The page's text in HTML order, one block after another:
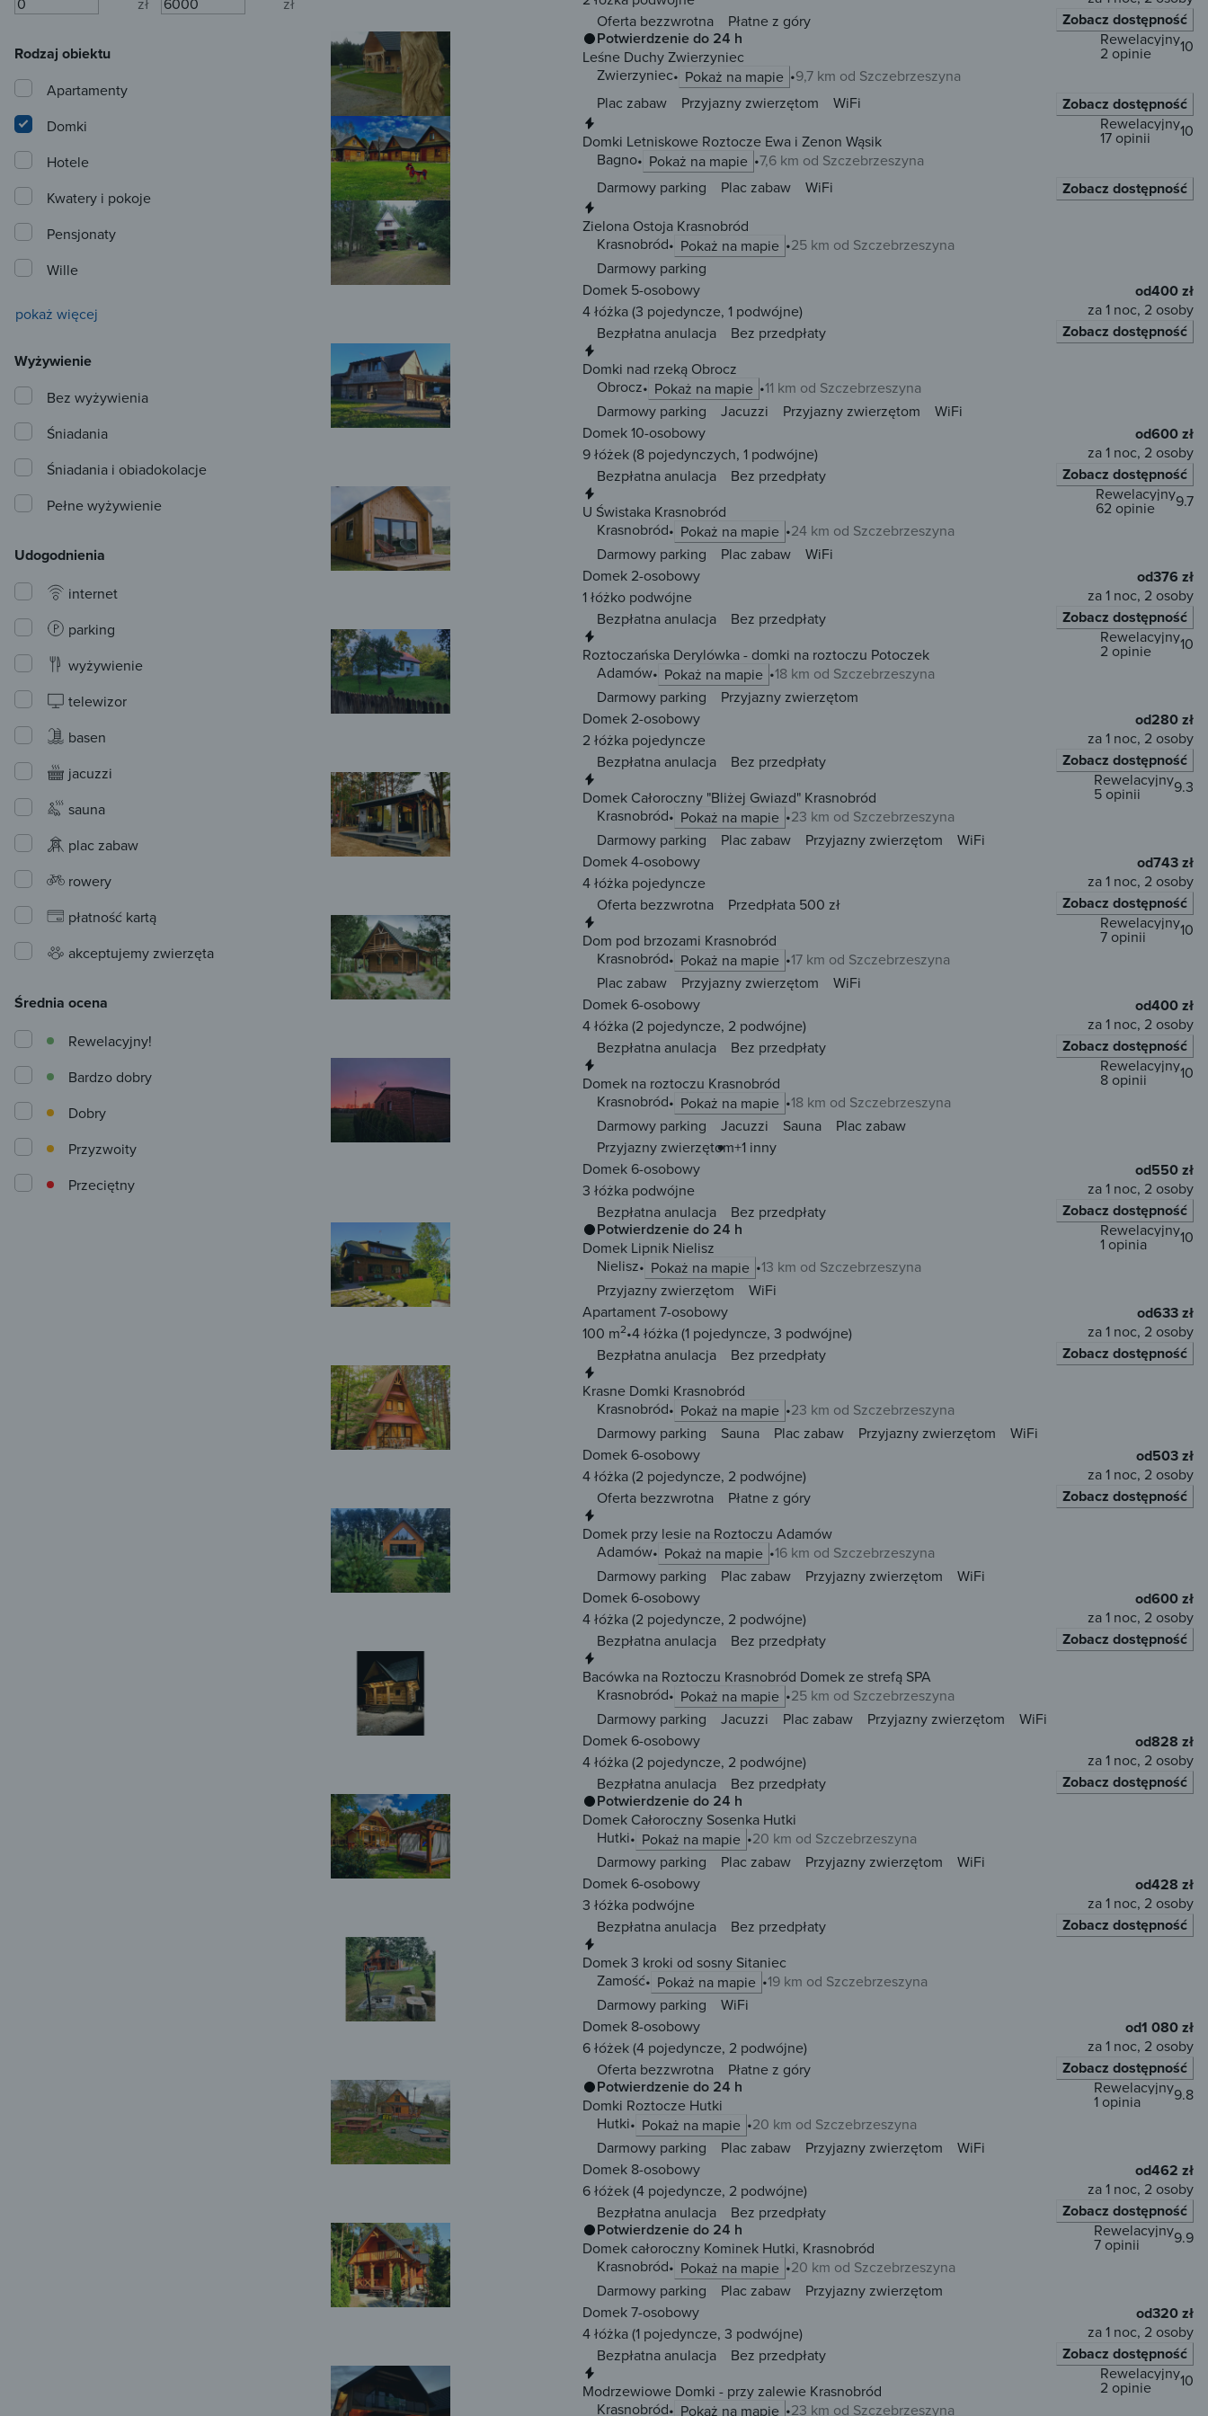
Oferta bezzwrotna
Płatne z góry
Zobacz dostępność
Potwierdzenie do 24 h
Leśne Duchy Zwierzyniec
Zwierzyniec
Pokaż na mapie 9,7 km od Szczebrzeszyna
10
Rewelacyjny
2 opinie
Plac zabaw Przyjazny zwierzętom WiFi
Zobacz dostępność
Domki Letniskowe Roztocze Ewa i Zenon Wąsik
Bagno
Pokaż na mapie 7,6 km od Szczebrzeszyna
10
Rewelacyjny
17 opinii
Darmowy parking Plac zabaw WiFi
Zobacz dostępność
Zielona Ostoja Krasnobród
Krasnobród
Pokaż na mapie
25 km od Szczebrzeszyna
Darmowy parking
Domek 5-osobowy
4 łóżka(3 pojedyncze, 1 podwójne)
Bezpłatna anulacja
Bez przedpłaty
od400 zł
za 1 noc, 2 osoby
Zobacz dostępność
Domki nad rzeką Obrocz
Obrocz
Pokaż na mapie
11 km od Szczebrzeszyna
Darmowy parking
Jacuzzi Przyjazny zwierzętom
WiFi
Domek 10-osobowy
9 łóżek(8 pojedynczych, 1 podwójne)
Bezpłatna anulacja
Bez przedpłaty
od600 zł
za 1 noc, 2 osoby
Zobacz dostępność
U Świstaka Krasnobród
Krasnobród
Pokaż na mapie 24 km od Szczebrzeszyna
9.7
Rewelacyjny
62 opinie
Darmowy parking Plac zabaw
WiFi
Domek 2-osobowy
1 łóżko podwójne
Bezpłatna anulacja
Bez przedpłaty
od376 zł
za 1 noc, 2 osoby
Zobacz dostępność
Roztoczańska Derylówka - domki na roztoczu Potoczek
Adamów
Pokaż na mapie 18 km od Szczebrzeszyna
10
Rewelacyjny
2 opinie
Darmowy parking
Przyjazny zwierzętom
Domek 2-osobowy
2 łóżka pojedyncze
Bezpłatna anulacja
Bez przedpłaty
od280 zł
za 1 noc, 2 osoby
Zobacz dostępność
Domek Całoroczny "Bliżej Gwiazd" Krasnobród
Krasnobród
Pokaż na mapie 23 km od Szczebrzeszyna
9.3
Rewelacyjny
5 opinii
Darmowy parking Plac zabaw Przyjazny zwierzętom
WiFi
Domek 4-osobowy
4 łóżka pojedyncze
Oferta bezzwrotna
Przedpłata 500 zł
od743 zł
za 1 noc, 2 osoby
Zobacz dostępność
Dom pod brzozami Krasnobród
Krasnobród
Pokaż na mapie 17 km od Szczebrzeszyna
10
Rewelacyjny
7 opinii
Plac zabaw Przyjazny zwierzętom
WiFi
Domek 6-osobowy
4 łóżka(2 pojedyncze, 2 podwójne)
Bezpłatna anulacja
Bez przedpłaty
od400 zł
za 1 noc, 2 osoby
Zobacz dostępność
Domek na roztoczu Krasnobród
Krasnobród
Pokaż na mapie 18 km od Szczebrzeszyna
10
Rewelacyjny
8 opinii
Darmowy parking Jacuzzi Sauna
Plac zabaw
Przyjazny zwierzętom+1 inny
Domek 6-osobowy
3 łóżka podwójne
Bezpłatna anulacja
Bez przedpłaty
od550 zł
za 1 noc, 2 osoby
Zobacz dostępność
Potwierdzenie do 24 h
Domek Lipnik Nielisz
Nielisz
Pokaż na mapie 13 km od Szczebrzeszyna
10
Rewelacyjny
1 opinia
Przyjazny zwierzętom
WiFi
Apartament 7-osobowy
100 m2 4 łóżka(1 pojedyncze, 3 podwójne)
Bezpłatna anulacja
Bez przedpłaty
od633 zł
za 1 noc, 2 osoby
Zobacz dostępność
Krasne Domki Krasnobród
Krasnobród
Pokaż na mapie
23 km od Szczebrzeszyna
Darmowy parking
Sauna Plac zabaw Przyjazny zwierzętom
WiFi
Domek 6-osobowy
4 łóżka(2 pojedyncze, 2 podwójne)
Oferta bezzwrotna
Płatne z góry
od503 zł
za 1 noc, 2 osoby
Zobacz dostępność
Domek przy lesie na Roztoczu Adamów
Adamów
Pokaż na mapie
16 km od Szczebrzeszyna
Darmowy parking
Plac zabaw Przyjazny zwierzętom
WiFi
Domek 6-osobowy
4 łóżka(2 pojedyncze, 2 podwójne)
Bezpłatna anulacja
Bez przedpłaty
od600 zł
za 1 noc, 2 osoby
Zobacz dostępność
Bacówka na Roztoczu Krasnobród Domek ze strefą SPA
Krasnobród
Pokaż na mapie
25 km od Szczebrzeszyna
Darmowy parking
Jacuzzi Plac zabaw Przyjazny zwierzętom
WiFi
Domek 6-osobowy
4 łóżka(2 pojedyncze, 2 podwójne)
Bezpłatna anulacja
Bez przedpłaty
od828 zł
za 1 noc, 2 osoby
Zobacz dostępność
Potwierdzenie do 24 h
Domek Całoroczny Sosenka Hutki
Hutki
Pokaż na mapie
20 km od Szczebrzeszyna
Darmowy parking
Plac zabaw Przyjazny zwierzętom
WiFi
Domek 6-osobowy
3 łóżka podwójne
Bezpłatna anulacja
Bez przedpłaty
od428 zł
za 1 noc, 2 osoby
Zobacz dostępność
Domek 3 kroki od sosny Sitaniec
Zamość
Pokaż na mapie
19 km od Szczebrzeszyna
Darmowy parking
WiFi
Domek 8-osobowy
6 łóżek(4 pojedyncze, 2 podwójne)
Oferta bezzwrotna
Płatne z góry
od1 080 zł
za 1 noc, 2 osoby
Zobacz dostępność
Potwierdzenie do 24 h
Domki Roztocze Hutki
Hutki
Pokaż na mapie 20 km od Szczebrzeszyna
9.8
Rewelacyjny
1 opinia
Darmowy parking Plac zabaw Przyjazny zwierzętom
WiFi
Domek 8-osobowy
6 łóżek(4 pojedyncze, 2 podwójne)
Bezpłatna anulacja
Bez przedpłaty
od462 zł
za 1 noc, 2 osoby
Zobacz dostępność
Potwierdzenie do 24 h
Domek całoroczny Kominek Hutki, Krasnobród
Krasnobród
Pokaż na mapie 20 km od Szczebrzeszyna
9.9
Rewelacyjny
7 opinii
Darmowy parking Plac zabaw
Przyjazny zwierzętom
Domek 7-osobowy
4 łóżka(1 pojedyncze, 3 podwójne)
Bezpłatna anulacja
Bez przedpłaty
od320 zł
za 1 noc, 2 osoby
Zobacz dostępność
Modrzewiowe Domki - przy zalewie Krasnobród
Krasnobród
Pokaż na mapie 23 km od Szczebrzeszyna
10
Rewelacyjny
2 opinie
Rodzaj obiektu
Apartamenty
Domki
Hotele
Kwatery i pokoje
Pensjonaty
Wille
pokaż więcej
Wyżywienie
Bez wyżywienia
Śniadania
Śniadania i obiadokolacje
Pełne wyżywienie
Udogodnienia
internet
parking
wyżywienie
telewizor
basen
jacuzzi
sauna
plac zabaw
rowery
płatność kartą
akceptujemy zwierzęta
Średnia ocena
Przeciętny
Przyzwoity
Dobry
Bardzo dobry
Rewelacyjny!